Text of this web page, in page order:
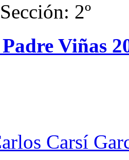
2º
Viñas
Carsí